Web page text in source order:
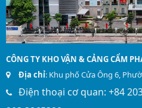
CÔNG TY KHO VẬN & CẢNG CẨM
Địa chỉ: Khu phố Cửa Ông 6,
Điện thoại cơ quan: +84